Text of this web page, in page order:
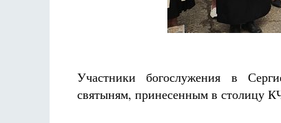
Участники богослужения в
святыням, принесенным в столицу